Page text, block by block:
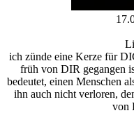
ich zünde eine Kerze für
früh von DIR gegangen
bedeutet, einen Menschen
ihn auch nicht verloren,
von